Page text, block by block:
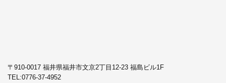
〒910-0017 福井県福井市文京2丁目12-23 福島ビル1F
TEL:0776-37-4952